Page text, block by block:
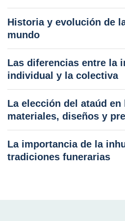
Historia y evolución de
mundo
Las diferencias entre la
individual y la colectiva
La elección del ataúd
materiales, diseños y
La importancia de la
tradiciones funerarias